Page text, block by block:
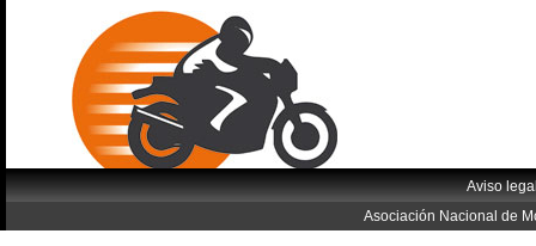
Aviso
Asociación Nacional de